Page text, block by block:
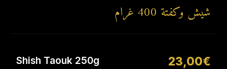
شيش وكفتة 400 غرام
Shish Taouk 250g 23,00€